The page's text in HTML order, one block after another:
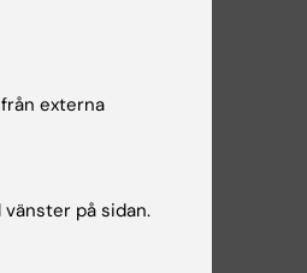
externa
på sidan.